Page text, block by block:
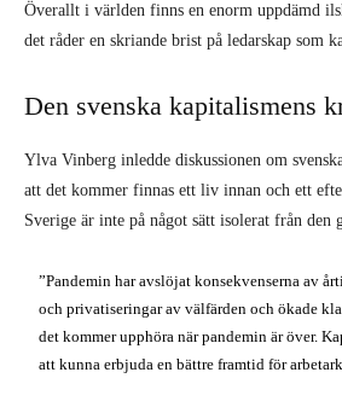
Överallt i världen finns en enorm uppdämd
det råder en skriande brist på ledarskap som
Den svenska kapitalismens
Ylva Vinberg inledde diskussionen om
att det kommer finnas ett liv innan och ett
Sverige är inte på något sätt isolerat från den
”Pandemin har avslöjat konsekvenserna av
och privatiseringar av välfärden och ökade
det kommer upphöra när pandemin är över.
att kunna erbjuda en bättre framtid för